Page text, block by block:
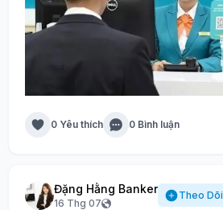
0 Yêu thích 0 Bình luận
Đặng Hằng Banker
16 Thg 07
Theo Dõi